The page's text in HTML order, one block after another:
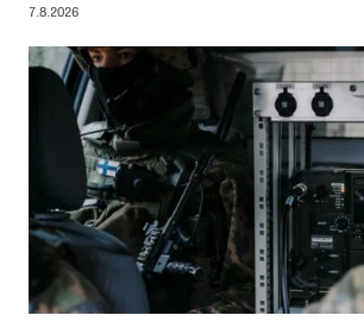
7.8.2026